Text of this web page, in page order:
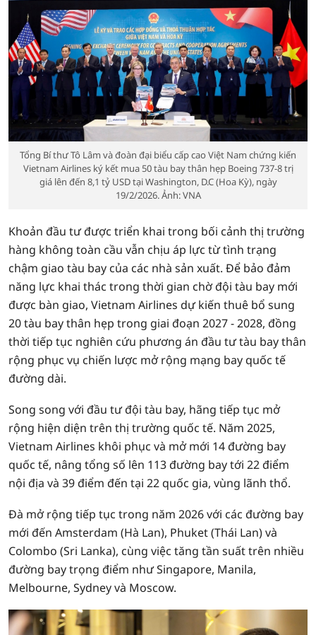
Tổng Bí thư Tô Lâm và đoàn đại biểu cấp cao Việt Nam chứng kiến
Vietnam Airlines ký kết mua 50 tàu bay thân hẹp Boeing 737-8 trị
giá lên đến 8,1 tỷ USD tại Washington, D.C (Hoa Kỳ), ngày
19/2/2026. Ảnh: VNA
Khoản đầu tư được triển khai trong bối cảnh thị trường
hàng không toàn cầu vẫn chịu áp lực từ tình trạng
chậm giao tàu bay của các nhà sản xuất. Để bảo đảm
năng lực khai thác trong thời gian chờ đội tàu bay mới
được bàn giao, Vietnam Airlines dự kiến thuê bổ sung
20 tàu bay thân hẹp trong giai đoạn 2027 - 2028, đồng
thời tiếp tục nghiên cứu phương án đầu tư tàu bay thân
rộng phục vụ chiến lược mở rộng mạng bay quốc tế
đường dài.
Song song với đầu tư đội tàu bay, hãng tiếp tục mở
rộng hiện diện trên thị trường quốc tế. Năm 2025,
Vietnam Airlines khôi phục và mở mới 14 đường bay
quốc tế, nâng tổng số lên 113 đường bay tới 22 điểm
nội địa và 39 điểm đến tại 22 quốc gia, vùng lãnh thổ.
Đà mở rộng tiếp tục trong năm 2026 với các đường bay
mới đến Amsterdam (Hà Lan), Phuket (Thái Lan) và
Colombo (Sri Lanka), cùng việc tăng tần suất trên nhiều
đường bay trọng điểm như Singapore, Manila,
Melbourne, Sydney và Moscow.